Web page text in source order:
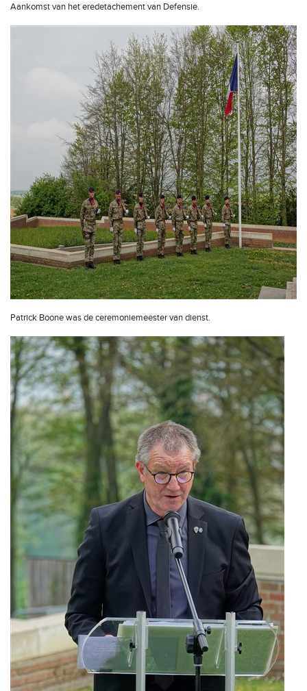
Aankomst van het eredetachement van Defensie.
Patrick Boone was de ceremoniemeester van dienst.